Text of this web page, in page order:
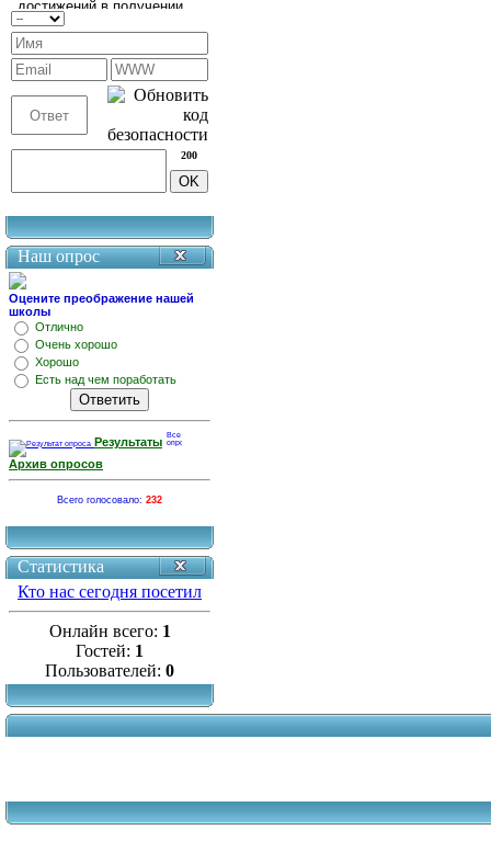
200
Наш опрос
Оцените преображение нашей
школы
Отлично
Очень хорошо
Хорошо
Есть над чем поработать
Результаты
Архив опросов
Всего голосовало: 232
Статистика
Кто нас сегодня посетил
Онлайн всего: 1
Гостей: 1
Пользователей: 0